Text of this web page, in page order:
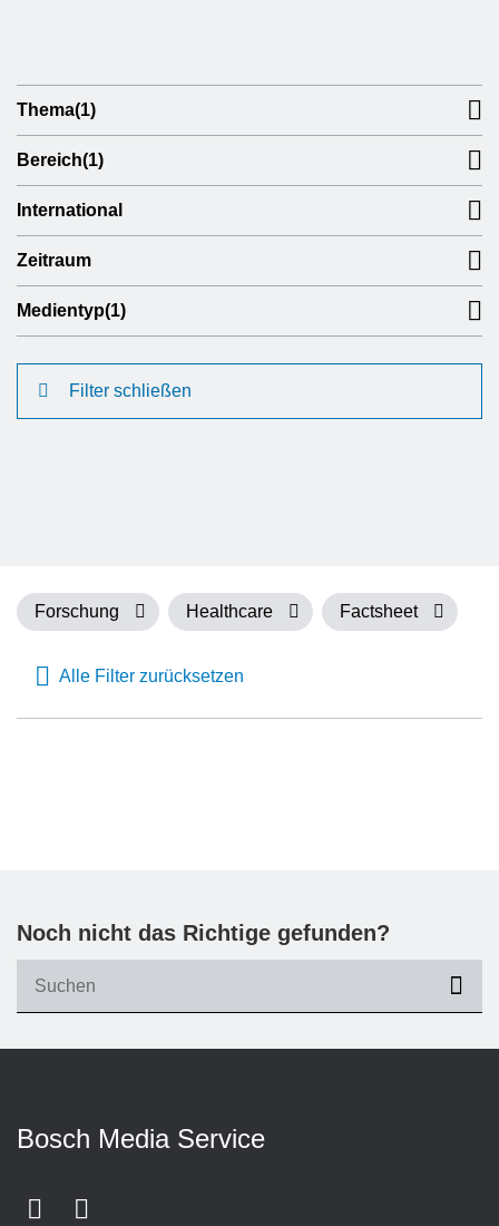
Thema(1)
Bereich(1)
International
Zeitraum
Medientyp(1)
Filter schließen
Forschung Healthcare Factsheet
Alle Filter zurücksetzen
Noch nicht das Richtige gefunden?
Bosch Media Service